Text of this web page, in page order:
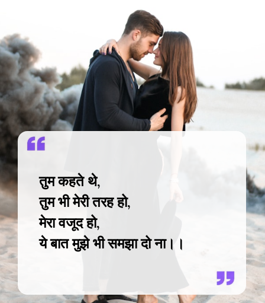
तुम कहते थे,
तुम भी मेरी तरह हो,
मेरा वजूद हो,
ये बात मुझे भी समझा दो ना।।